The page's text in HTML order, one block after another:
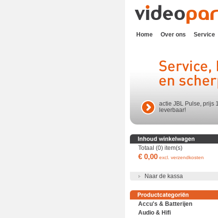
Home Over ons Service
actie JBL Pulse, prijs
leverbaar!
Totaal (0) item(s)
€ 0,00 excl. verzendkosten
Naar de kassa
Accu's & Batterijen
Accu's en batterijen
Audio & Hifi